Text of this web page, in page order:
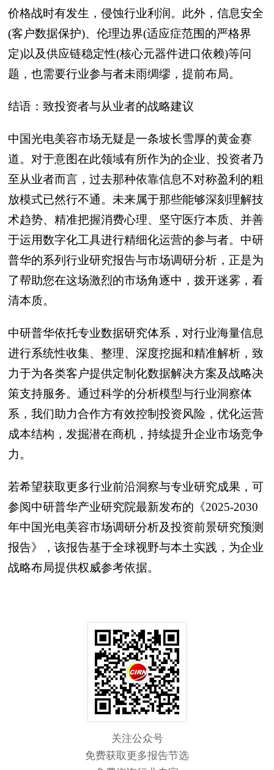
价格战时有发生，侵蚀行业利润。此外，信息安全
(客户数据保护)、伦理边界(适应症范围的严格界
定)以及供应链稳定性(核心元器件进口依赖)等问
题，也需要行业参与者未雨绸缪，提前布局。
结语：致投资者与从业者的战略建议
中国光电美容市场无疑是一条坡长雪厚的黄金赛
道。对于意图在此领域有所作为的企业、投资者乃
至从业者而言，过去那种依靠信息不对称盈利的粗
放模式已然行不通。未来属于那些能够深刻理解技
术趋势、精准把握消费心理、坚守医疗本质、并善
于运用数字化工具进行精细化运营的参与者。中研
普华的系列行业研究报告与市场调研分析，正是为
了帮助您在这场激烈的市场角逐中，拨开迷雾，看
清本质。
中研普华依托专业数据研究体系，对行业海量信息
进行系统性收集、整理、深度挖掘和精准解析，致
力于为各类客户提供定制化数据解决方案及战略决
策支持服务。通过科学的分析模型与行业洞察体
系，我们助力合作方有效控制投资风险，优化运营
成本结构，发掘潜在商机，持续提升企业市场竞争
力。
若希望获取更多行业前沿洞察与专业研究成果，可
参阅中研普华产业研究院最新发布的《2025-2030
年中国光电美容市场调研分析及投资前景研究预测
报告》，该报告基于全球视野与本土实践，为企业
战略布局提供权威参考依据。
关注公众号
免费获取更多报告节选